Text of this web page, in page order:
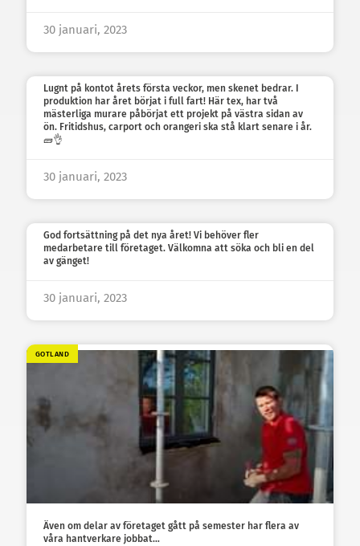
30 januari, 2023
Lugnt på kontot årets första veckor, men skenet bedrar. I
produktion har året börjat i full fart! Här tex, har två
mästerliga murare påbörjat ett projekt på västra sidan av
ön. Fritidshus, carport och orangeri ska stå klart senare i år.
🧱👌
30 januari, 2023
God fortsättning på det nya året! Vi behöver fler
medarbetare till företaget. Välkomna att söka och bli en del
av gänget!
30 januari, 2023
GOTLAND
Även om delar av företaget gått på semester har flera av
våra hantverkare jobbat…